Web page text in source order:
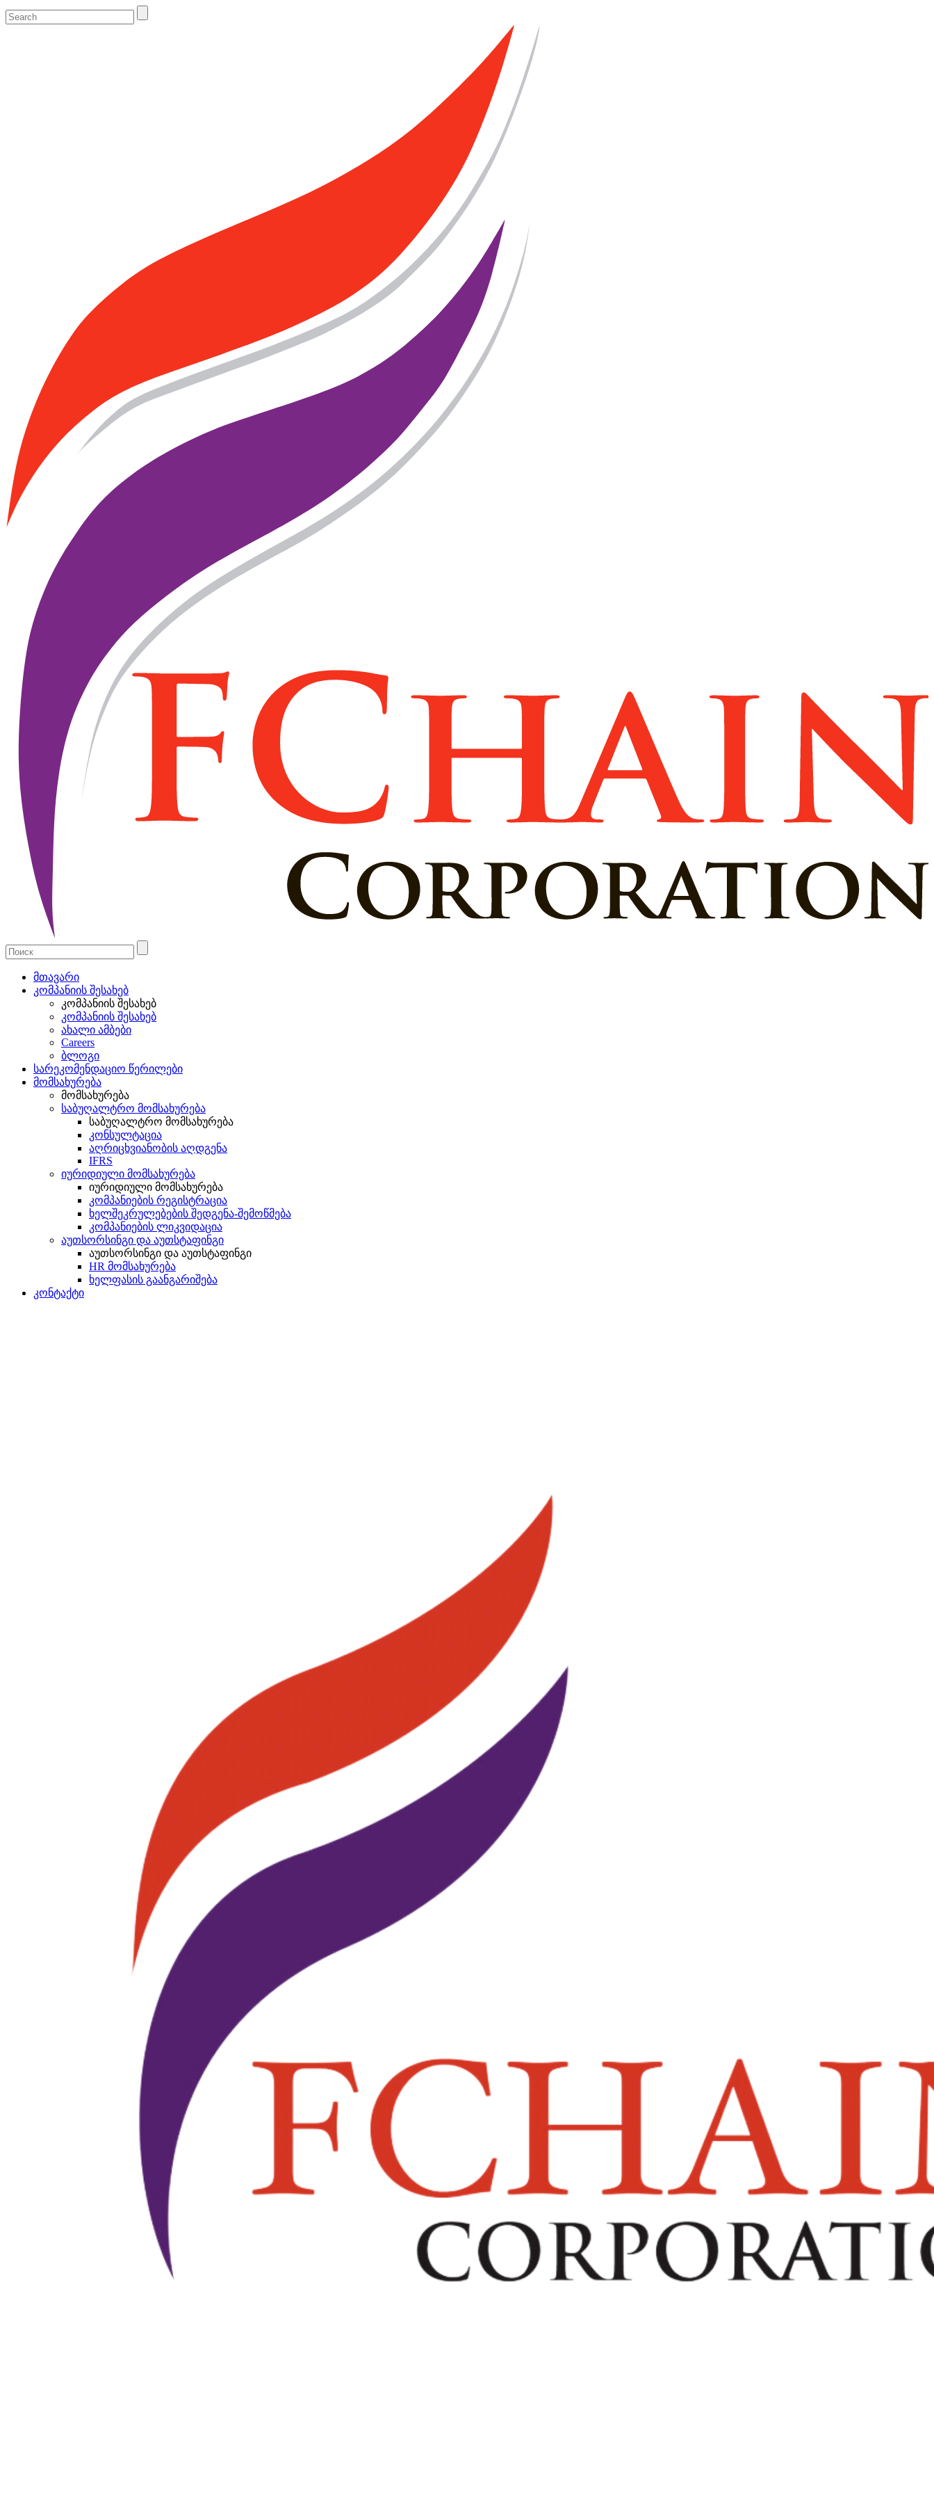
მთავარი
კომპანიის შესახებ
კომპანიის შესახებ
კომპანიის შესახებ
ახალი ამბები
Careers
ბლოგი
სარეკომენდაციო წერილები
მომსახურება
მომსახურება
საბუღალტრო მომსახურება
საბუღალტრო მომსახურება
კონსულტაცია
აღრიცხვიანობის აღდგენა
IFRS
იურიდიული მომსახურება
იურიდიული მომსახურება
კომპანიების რეგისტრაცია
ხელშეკრულებების შედგენა-შემოწმება
კომპანიების ლიკვიდაცია
აუთსორსინგი და აუთსტაფინგი
აუთსორსინგი და აუთსტაფინგი
HR მომსახურება
ხელფასის გაანგარიშება
კონტაქტი